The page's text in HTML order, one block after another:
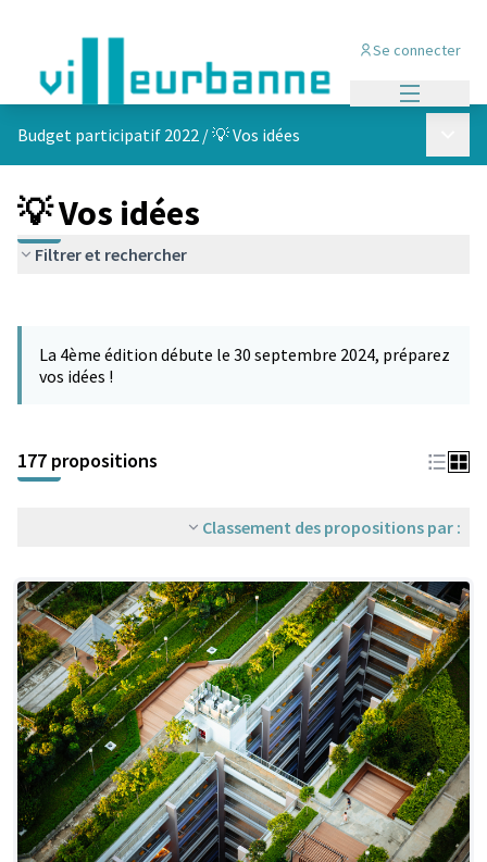
Se connecter
Budget participatif 2022 /💡 Vos idées
💡 Vos idées
Filtrer et rechercher
−
La 4ème édition débute le 30 septembre 2024, préparez
vos idées !
177 propositions
Classement des propositions par :